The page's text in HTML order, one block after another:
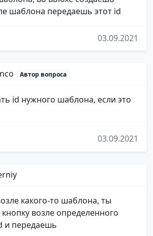
шаблона передаешь этот id
03.09.2021
Автор вопроса
id нужного шаблона, если это
03.09.2021
какого-то шаблона, ты
возле определенного
и передаешь